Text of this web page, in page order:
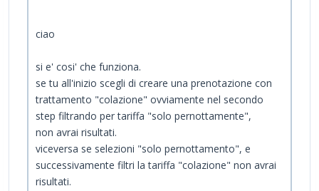
ciao
si e' cosi' che funziona.
se tu all'inizio scegli di creare una prenotazione con
trattamento "colazione" ovviamente nel secondo
step filtrando per tariffa "solo pernottamente",
non avrai risultati.
viceversa se selezioni "solo pernottamento", e
successivamente filtri la tariffa "colazione" non avrai
risultati.